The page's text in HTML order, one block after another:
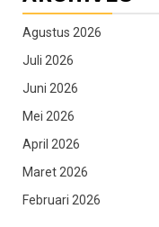
Agustus 2026
Juli 2026
Juni 2026
Mei 2026
April 2026
Maret 2026
Februari 2026